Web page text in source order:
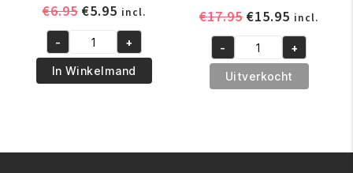
€6.95 Oorspronkelijke
was:
€6.95.
€5.95Huidige
prijs
is:
€5.95.
incl.
African
Pride
Shea
- +
In Winkelmand
€17.95
was:
€17.95.
€15.95 Huidige
prijs
is:
€15.95.
incl.
A3
Revita
Crystal
160
- +
Uitverkocht